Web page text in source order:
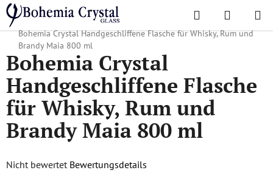
Zum
Inhalt
springen
Suchen
Startseite
/ Karaffen Kristallkaraffen für Whisky, Rum und Branntwein
/
Bohemia Crystal Handgeschliffene Flasche für Whisky, Rum und
Brandy Maia 800 ml
Bohemia Crystal
Handgeschliffene Flasche
für Whisky, Rum und
Brandy Maia 800 ml
Die
Nicht bewertet Bewertungsdetails